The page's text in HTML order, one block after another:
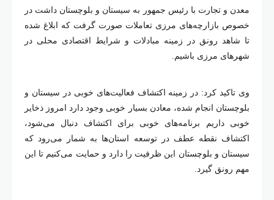
معدن و تجارت با رئیس جمهور به سیستان و بلوچستان داشت در
خصوص بازارچه‌های مرزی تعاملات صورت گرفت که ابلاغ شده
تا شاهد رونق در زمینه مبادلات و شرایط اقتصادی محلی در
شهرهای مرزی باشیم.
وی تاکید کرد: در زمینه اکتشاف فعالیت‌های خوبی در سیستان و
بلوچستان انجام شده، معادن بسیار خوبی وجود دارد امروز ذخایر
خوبی داریم برنامه‌های خوبی برای اکتشاف دنبال می‌شود،
اکتشاف نقطه عطف در توسعه استان‌ها به شمار می‌رود که
سیستان و بلوچستان این ظرفیت را دارد و حمایت می‌کنیم تا این
مهم رونق گیرد.